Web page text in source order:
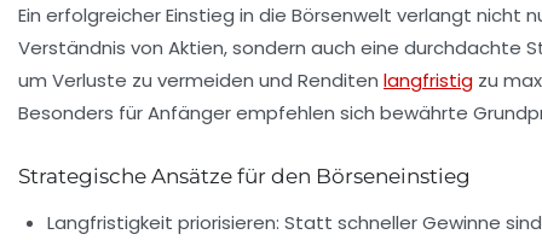
Ein erfolgreicher Einstieg in die Börsenwelt verlangt nicht
Verständnis von Aktien, sondern auch eine durchdachte
um Verluste zu vermeiden und Renditen langfristig zu
Besonders für Anfänger empfehlen sich bewährte
Strategische Ansätze für den Börseneinstieg
Langfristigkeit priorisieren: Statt schneller Gewinne sind